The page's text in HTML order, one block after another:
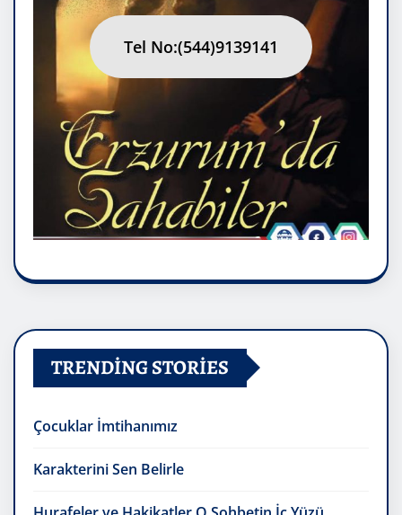
Tel No:(544)9139141
TRENDING STORIES
Çocuklar İmtihanımız
Karakterini Sen Belirle